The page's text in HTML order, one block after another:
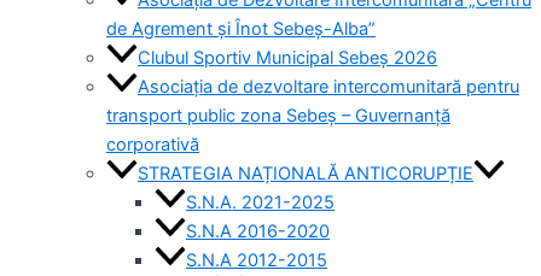
de Agrement și Înot Sebeș-Alba”
Clubul Sportiv Municipal Sebeș 2026
Asociația de dezvoltare intercomunitară pentru
transport public zona Sebeș – Guvernanță
corporativă
STRATEGIA NAȚIONALĂ ANTICORUPȚIE
S.N.A. 2021-2025
S.N.A 2016-2020
S.N.A 2012-2015